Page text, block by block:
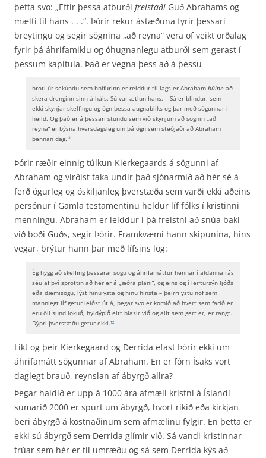
þetta svo: „Eftir þessa atburði freistaði Guð Abrahams og
mælti til hans . . .“. Þórir rekur ástæðuna fyrir þessari
breytingu og segir sögnina „að reyna“ vera of veikt orðalag
fyrir þá áhrifamiklu og óhugnanlegu atburði sem gerast í
þessum kapítula. Það er vegna þess að á þessu
broti úr sekúndu sem hnífurinn er reiddur til lags er Abraham búinn að
skera drenginn sinn á háls. Sú var ætlun hans. – Sá er blindur, sem
ekki skynjar skelfingu og ógn þessa augnabliks og þar með sögunnar í
heild. Og það er á þessari stundu sem við skynjum að sögnin „að
reyna“ er býsna hversdagsleg um þá ógn sem steðjaði að Abraham
þennan dag.11
Þórir ræðir einnig túlkun Kierkegaards á sögunni af
Abraham og virðist taka undir það sjónarmið að hér sé á
ferð ógurleg og óskiljanleg þverstæða sem varði ekki aðeins
persónur í Gamla testamentinu heldur líf fólks í kristinni
menningu. Abraham er leiddur í þá freistni að snúa baki
við boði Guðs, segir Þórir. Framkvæmi hann skipunina, hins
vegar, brýtur hann þar með lífsins lög:
Ég hygg að skelfing þessarar sögu og áhrifamáttur hennar í aldanna rás
séu af því sprottin að hér er á „æðra plani“, og eins og í leiftursýn ljóðs
eða dæmisögu, lýst hinu ysta og hinu hinsta – þeirri ystu nöf sem
mannlegt líf getur leiðst út á, þegar svo er komið að hvert sem farið er
eru öll sund lokuð, hyldýpið eitt blasir við og allt sem gert er, er rangt.
Dýpri þverstæðu getur ekki.12
Líkt og þeir Kierkegaard og Derrida efast Þórir ekki um
áhrifamátt sögunnar af Abraham. En er fórn Ísaks vort
daglegt brauð, reynslan af ábyrgð allra?
Þegar haldið er upp á 1000 ára afmæli kristni á Íslandi
sumarið 2000 er spurt um ábyrgð, hvort ríkið eða kirkjan
beri ábyrgð á kostnaðinum sem afmælinu fylgir. En þetta er
ekki sú ábyrgð sem Derrida glímir við. Sá vandi kristinnar
trúar sem hér er til umræðu og sá sem Derrida kýs að